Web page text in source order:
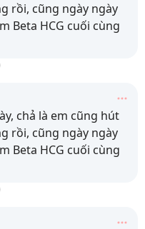
rồi, cũng ngày ngày
Beta HCG cuối cùng
chả là em cũng hút
rồi, cũng ngày ngày
Beta HCG cuối cùng